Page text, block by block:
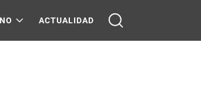
ACTUALIDAD